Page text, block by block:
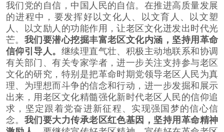
我们党的自信，中国人民的自信。在推进高质量发展
的进程中，要发挥好以文化人、以文育人、以文塑
人、以文励人的功能作用，让老区文化迸发出时代光
芒。 我们要潜心挖掘丰富老区文化内涵，坚持用革命
信仰引导人。 继续理直气壮、积极主动地联系和协调
有关部门、有关专家学者，进一步关注支持参与老区
文化的研究，特别是把革命时期党领导老区人民为真
理、为理想而斗争的信念和行动，进一步发掘和展示
出来，用老区文化精髓强化新时代老区人民的信仰追
求，坚定跟着党奋进新征程、实现强国梦的信心信
念。 我们要大力传承老区红色基因，坚持用革命精神